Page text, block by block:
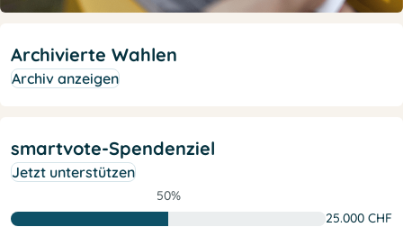
Archivierte Wahlen
Archiv anzeigen
smartvote-Spendenziel
Jetzt unterstützen
50%
25.000 CHF